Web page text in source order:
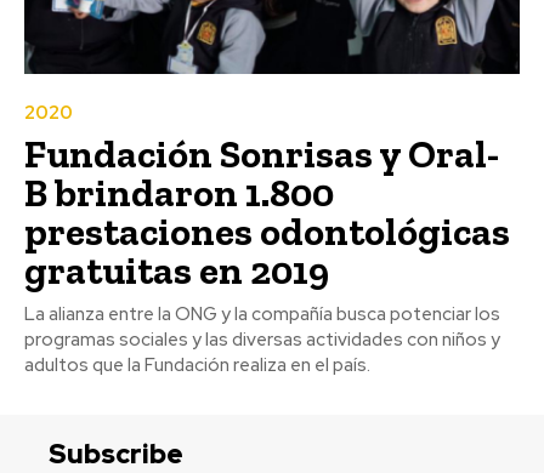
2020
Fundación Sonrisas y Oral-
B brindaron 1.800
prestaciones odontológicas
gratuitas en 2019
La alianza entre la ONG y la compañía busca potenciar los
programas sociales y las diversas actividades con niños y
adultos que la Fundación realiza en el país.
Subscribe